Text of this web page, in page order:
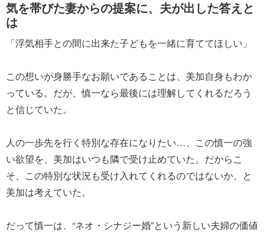
気を帯びた妻からの提案に、夫が出した答えと
は
「浮気相手との間に出来た子どもを一緒に育ててほしい」
この想いが身勝手なお願いであることは、美加自身もわか
っている。だが、慎一なら最後には理解してくれるだろう
と信じていた。
人の一歩先を行く特別な存在になりたい…、この慎一の強
い欲望を、美加はいつも隣で受け止めていた。だからこ
そ、この特別な状況も受け入れてくれるのではないか、と
美加は考えていた。
だって慎一は、“ネオ・シナジー婚”という新しい夫婦の価値